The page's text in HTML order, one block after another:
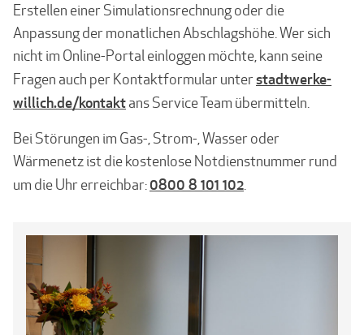
Erstellen einer Simulationsrechnung oder die
Anpassung der monatlichen Abschlagshöhe. Wer sich
nicht im Online-Portal einloggen möchte, kann seine
Fragen auch per Kontaktformular unterstadtwerke-
willich.de/kontaktans Service Team übermitteln.
Bei Störungen im Gas-, Strom-, Wasser oder
Wärmenetz ist die kostenlose Notdienstnummer rund
um die Uhr erreichbar:0800 8 101 102.